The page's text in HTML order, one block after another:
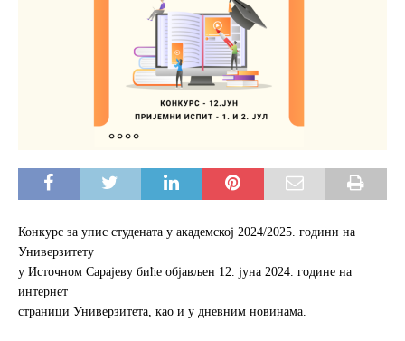
Конкурс за упис студената у академској 2024/2025. години на
Универзитету
у Источном Сарајеву биће објављен 12. јуна 2024. године на
интернет
страници Универзитета, као и у дневним новинама.